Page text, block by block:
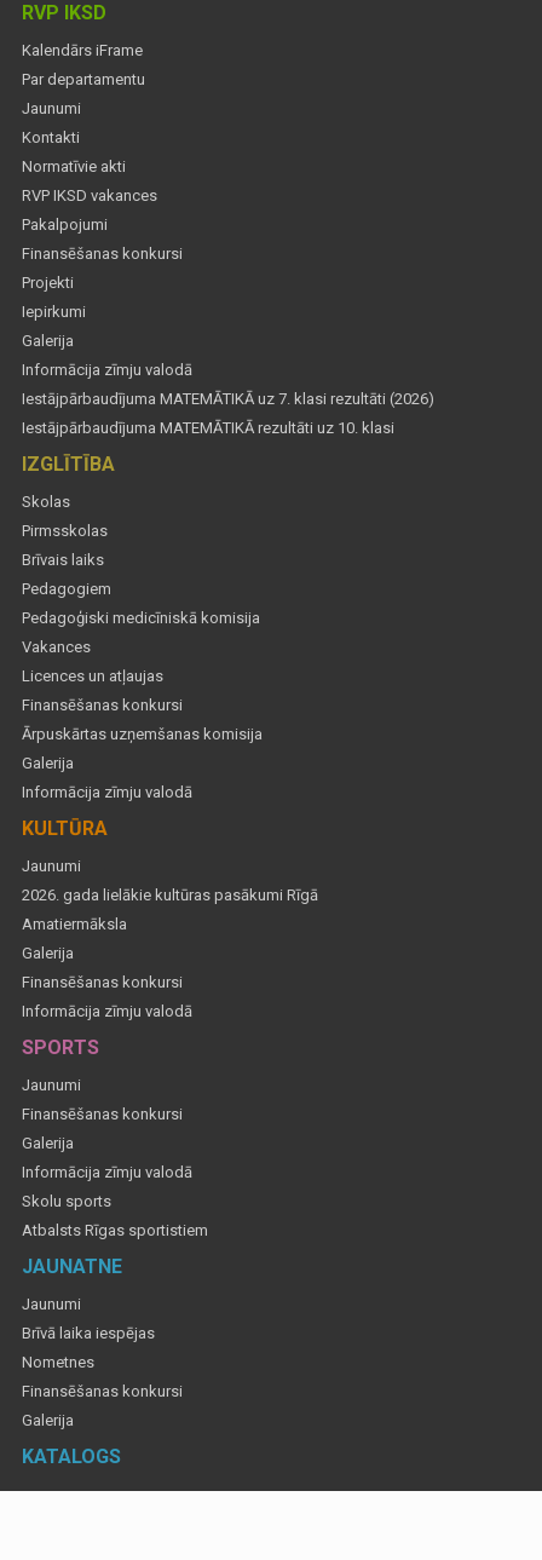
RVP IKSD
Kalendārs iFrame
Par departamentu
Jaunumi
Kontakti
Normatīvie akti
RVP IKSD vakances
Pakalpojumi
Finansēšanas konkursi
Projekti
Iepirkumi
Galerija
Informācija zīmju valodā
Iestājpārbaudījuma MATEMĀTIKĀ uz 7. klasi rezultāti (2026)
Iestājpārbaudījuma MATEMĀTIKĀ rezultāti uz 10. klasi
IZGLĪTĪBA
Skolas
Pirmsskolas
Brīvais laiks
Pedagogiem
Pedagoģiski medicīniskā komisija
Vakances
Licences un atļaujas
Finansēšanas konkursi
Ārpuskārtas uzņemšanas komisija
Galerija
Informācija zīmju valodā
KULTŪRA
Jaunumi
2026. gada lielākie kultūras pasākumi Rīgā
Amatiermāksla
Galerija
Finansēšanas konkursi
Informācija zīmju valodā
SPORTS
Jaunumi
Finansēšanas konkursi
Galerija
Informācija zīmju valodā
Skolu sports
Atbalsts Rīgas sportistiem
JAUNATNE
Jaunumi
Brīvā laika iespējas
Nometnes
Finansēšanas konkursi
Galerija
KATALOGS